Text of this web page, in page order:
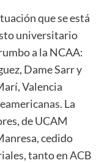
que se está
universitario
a la NCAA:
Dame Sarr y
Valencia
La
de UCAM
cedido
tanto en ACB